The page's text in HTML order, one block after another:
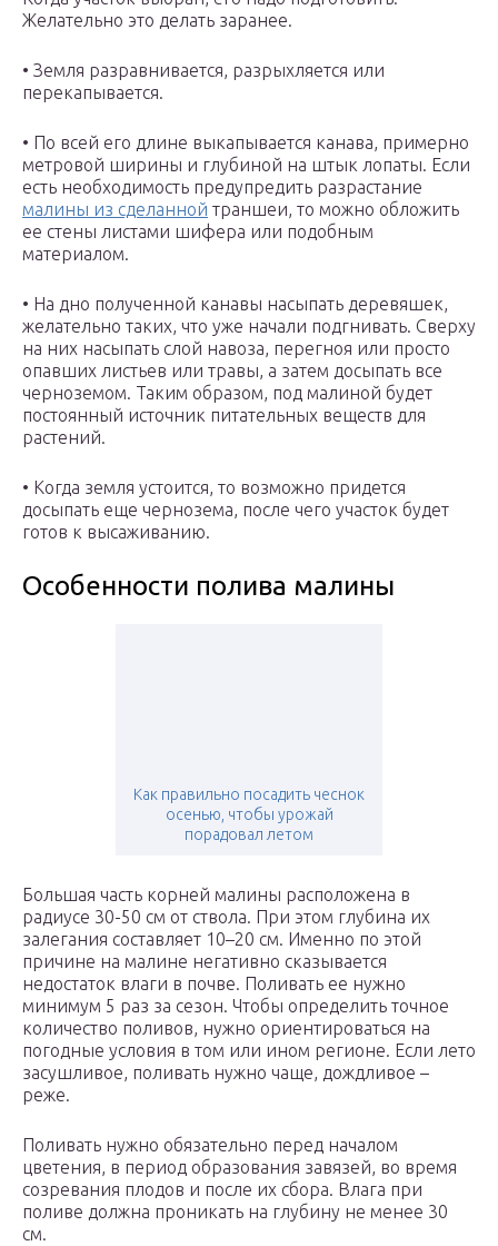
Желательно это делать заранее.
• Земля разравнивается, разрыхляется или
перекапывается.
• По всей его длине выкапывается канава, примерно
метровой ширины и глубиной на штык лопаты. Если
есть необходимость предупредить разрастание
малины из сделанной траншеи, то можно обложить
ее стены листами шифера или подобным
материалом.
• На дно полученной канавы насыпать деревяшек,
желательно таких, что уже начали подгнивать. Сверху
на них насыпать слой навоза, перегноя или просто
опавших листьев или травы, а затем досыпать все
черноземом. Таким образом, под малиной будет
постоянный источник питательных веществ для
растений.
• Когда земля устоится, то возможно придется
досыпать еще чернозема, после чего участок будет
готов к высаживанию.
Особенности полива малины
Как правильно посадить чеснок
осенью, чтобы урожай
порадовал летом
Большая часть корней малины расположена в
радиусе 30-50 см от ствола. При этом глубина их
залегания составляет 10–20 см. Именно по этой
причине на малине негативно сказывается
недостаток влаги в почве. Поливать ее нужно
минимум 5 раз за сезон. Чтобы определить точное
количество поливов, нужно ориентироваться на
погодные условия в том или ином регионе. Если лето
засушливое, поливать нужно чаще, дождливое –
реже.
Поливать нужно обязательно перед началом
цветения, в период образования завязей, во время
созревания плодов и после их сбора. Влага при
поливе должна проникать на глубину не менее 30
см.